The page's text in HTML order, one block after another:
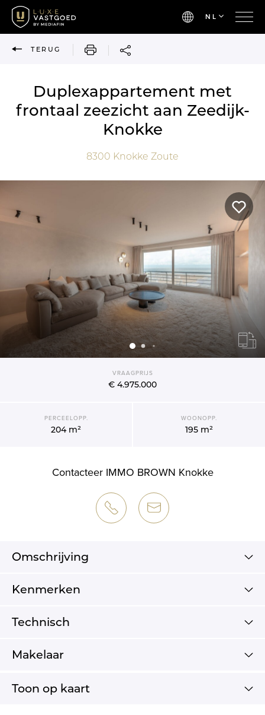
NL
TERUG AFDRUKKEN
Duplexappartement met
frontaal zeezicht aan Zeedijk-
Knokke
8300 Knokke Zoute
VRAAGPRIJS
€ 4.975.000
PERCEELOPP.
204 m²
WOONOPP.
195 m²
Contacteer IMMO BROWN Knokke
Omschrijving
Kenmerken
Technisch
Makelaar
Toon op kaart